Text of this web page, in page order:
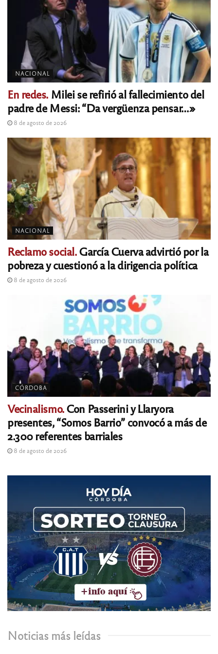
NACIONAL
En redes. Milei se refirió al fallecimiento del
padre de Messi: “Da vergüenza pensar…»
8 de agosto de 2026
NACIONAL
Reclamo social.García Cuerva advirtió por la
pobreza y cuestionó a la dirigencia política
8 de agosto de 2026
CÓRDOBA
Vecinalismo.Con Passerini y Llaryora
presentes, “Somos Barrio” convocó a más de
2.300 referentes barriales
8 de agosto de 2026
Noticias más leídas